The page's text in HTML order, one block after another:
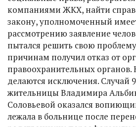
компаниями ЖКХ, найти
закону, уполномоченный
рассмотрению заявление
пытался решить свою
причинам получил отказ от
правоохранительных органов.
делаются исключения. Случай
жительницы Владимира
Соловьевой оказался
лежала в больнице после